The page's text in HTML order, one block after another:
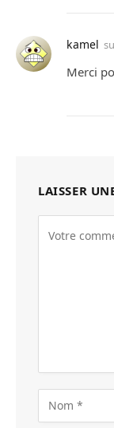
kamel
Merci
LAISSER